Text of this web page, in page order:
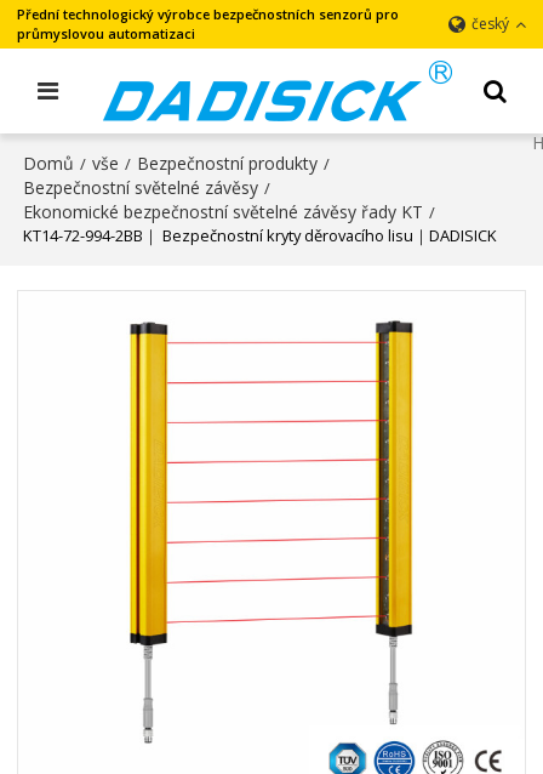
Přední technologický výrobce bezpečnostních senzorů pro
průmyslovou automatizaci
český
Domů / vše / Bezpečnostní produkty /
Bezpečnostní světelné závěsy /
Ekonomické bezpečnostní světelné závěsy řady KT /
KT14-72-994-2BB｜ Bezpečnostní kryty děrovacího lisu｜DADISICK